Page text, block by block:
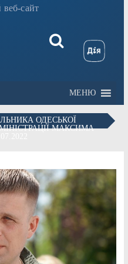
сайт
МЕНЮ
ОДЕСЬКОЇ
МАКСИМА